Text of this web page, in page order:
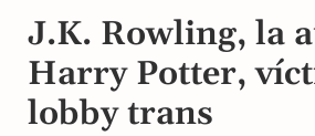
J.K. Rowling, la
Harry Potter,
lobby trans